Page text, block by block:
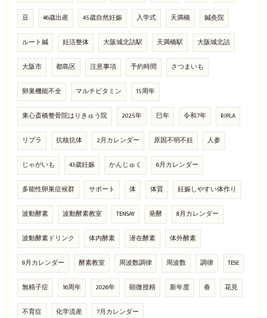
豆 46歳出産 45歳自然妊娠 入学式 天満橋 鍼灸院
ルート鍼 妊活整体 大阪城北詰駅 天満橋駅 大阪城北詰
大阪市 都島区 注意事項 予約時間 さつまいも
卵巣機能不全 マルチビタミン 15周年
東心斎橋整骨院はりきゅう院 2025年 巳年 令和7年 RIPLA
リプラ 抗核抗体 2月カレンダー 原因不明不妊 人参
じゃがいも 43歳妊娠 かんじゅく 6月カレンダー
多能性卵巣症候群 サポート 体 体質 妊娠しやすい体作り
波動酵素 波動酵素教室 TENSAY 発酵 8月カレンダー
波動酵素ドリンク 体内酵素 潜在酵素 体外酵素
9月カレンダー 酵素教室 周波数調律 周波数 調律 TESE
無精子症 16周年 2026年 顕微授精 新年度 春 花見
不育症 化学流産 7月カレンダー